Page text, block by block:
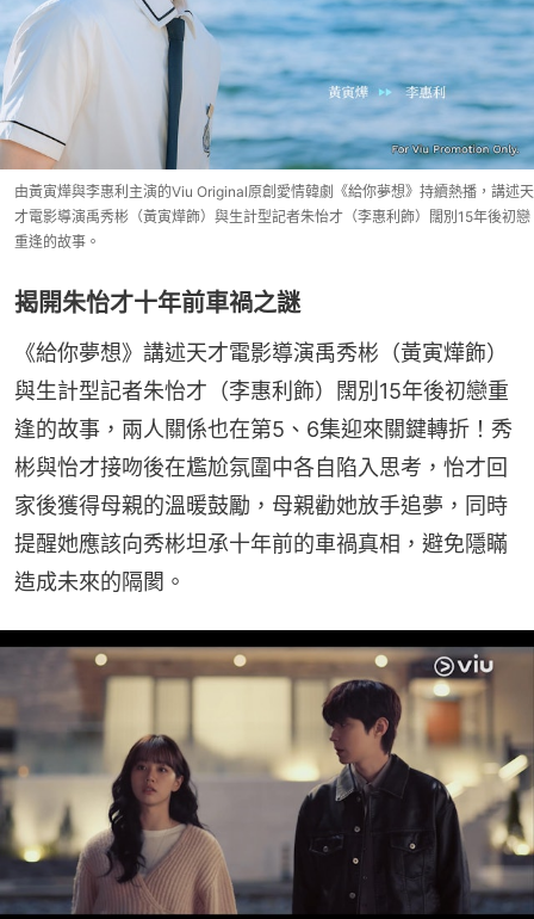
由黃寅燁與李惠利主演的Viu Original原創愛情韓劇《給你夢想》持續熱播，講述天
才電影導演禹秀彬（黃寅燁飾）與生計型記者朱怡才（李惠利飾）闊別15年後初戀
重逢的故事。
揭開朱怡才十年前車禍之謎
《給你夢想》講述天才電影導演禹秀彬（黃寅燁飾）
與生計型記者朱怡才（李惠利飾）闊別15年後初戀重
逢的故事，兩人關係也在第5、6集迎來關鍵轉折！秀
彬與怡才接吻後在尷尬氛圍中各自陷入思考，怡才回
家後獲得母親的溫暖鼓勵，母親勸她放手追夢，同時
提醒她應該向秀彬坦承十年前的車禍真相，避免隱瞞
造成未來的隔閡。